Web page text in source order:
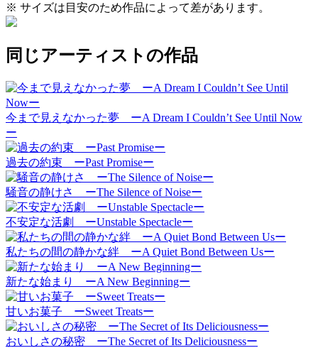
※ サイズは目安のため作品によって差があります。
同じアーティストの作品
今まで見えなかった夢 ーA Dream I Couldn’t See Until Now
ー
過去の約束 ーPast Promiseー
騒音の静けさ ーThe Silence of Noiseー
不安定な活劇 ーUnstable Spectacleー
私たちの間の静かな絆 ーA Quiet Bond Between Usー
新たな始まり ーA New Beginningー
甘いお菓子 ーSweet Treatsー
おいしさの秘密 ーThe Secret of Its Deliciousnessー